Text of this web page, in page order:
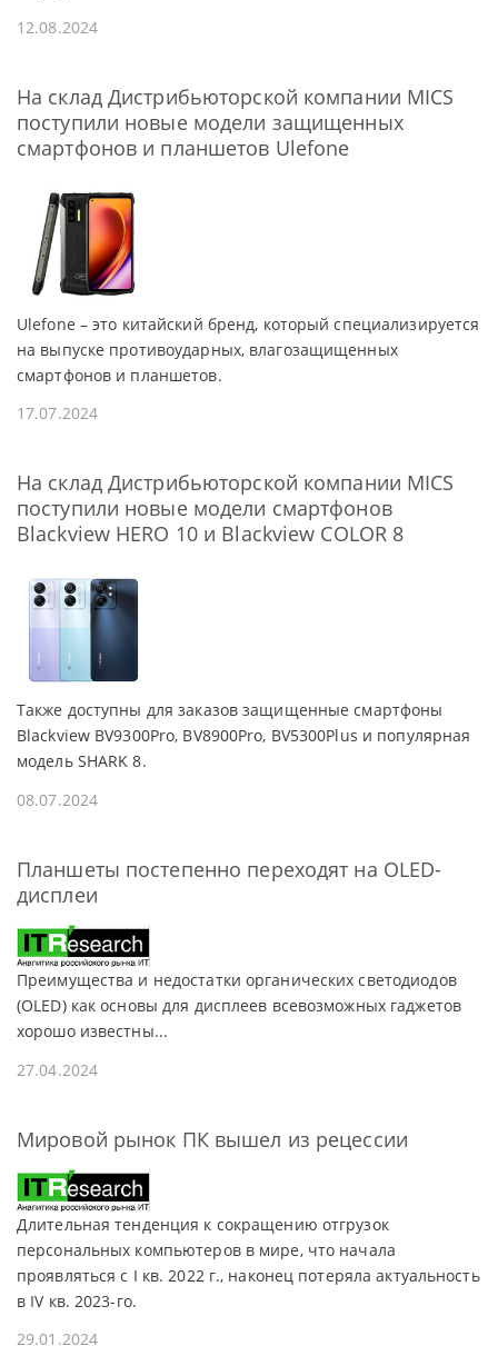
12.08.2024
На склад Дистрибьюторской компании MICS
поступили новые модели защищенных
смартфонов и планшетов Ulefone
Ulefone – это китайский бренд, который специализируется
на выпуске противоударных, влагозащищенных
смартфонов и планшетов.
17.07.2024
На склад Дистрибьюторской компании MICS
поступили новые модели смартфонов
Blackview HERO 10 и Blackview COLOR 8
Также доступны для заказов защищенные смартфоны
Blackview BV9300Pro, BV8900Pro, BV5300Plus и популярная
модель SHARK 8.
08.07.2024
Планшеты постепенно переходят на OLED-
дисплеи
Преимущества и недостатки органических светодиодов
(OLED) как основы для дисплеев всевозможных гаджетов
хорошо известны...
27.04.2024
Мировой рынок ПК вышел из рецессии
Длительная тенденция к сокращению отгрузок
персональных компьютеров в мире, что начала
проявляться с I кв. 2022 г., наконец потеряла актуальность
в IV кв. 2023-го.
29.01.2024